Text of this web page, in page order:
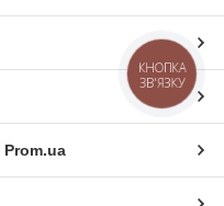
Prom.ua
КНОПКА
ЗВ'ЯЗКУ